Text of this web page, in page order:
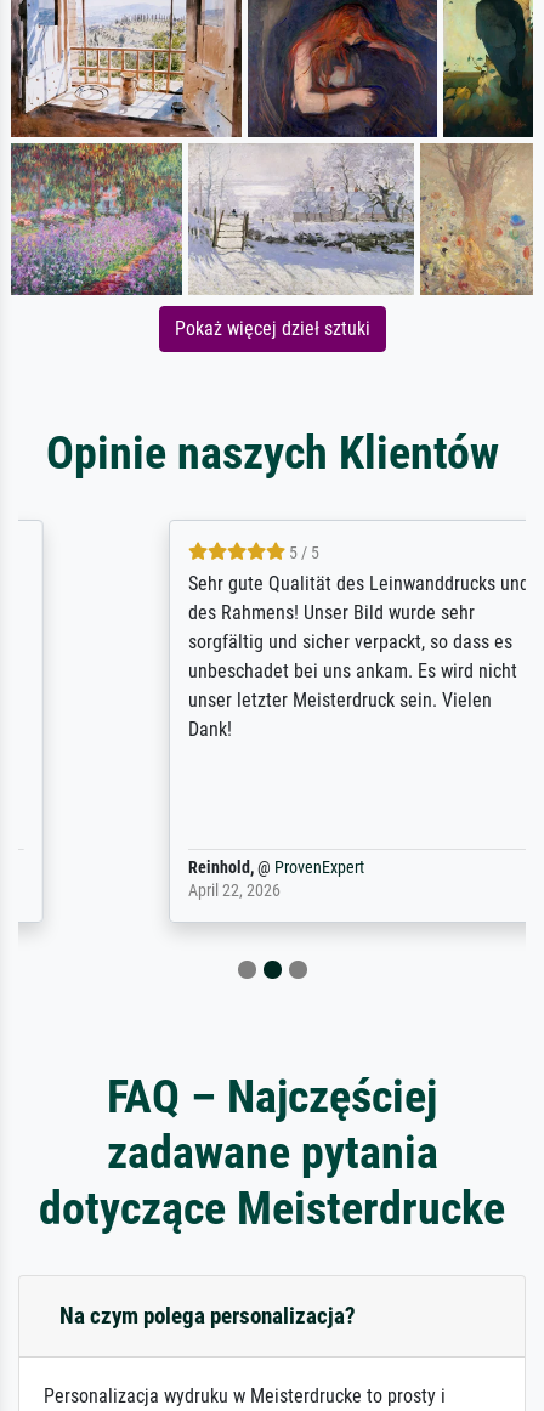
Pokaż więcej dzieł sztuki
Opinie naszych Klientów
5 / 5
Sehr gute Qualität des Leinwanddrucks und
des Rahmens! Unser Bild wurde sehr
sorgfältig und sicher verpackt, so dass es
unbeschadet bei uns ankam. Es wird nicht
unser letzter Meisterdruck sein. Vielen
ProvenExpert
April 22, 2026
FAQ – Najczęściej
zadawane pytania
dotyczące Meisterdrucke
Na czym polega personalizacja?
Personalizacja wydruku w Meisterdrucke to prosty i